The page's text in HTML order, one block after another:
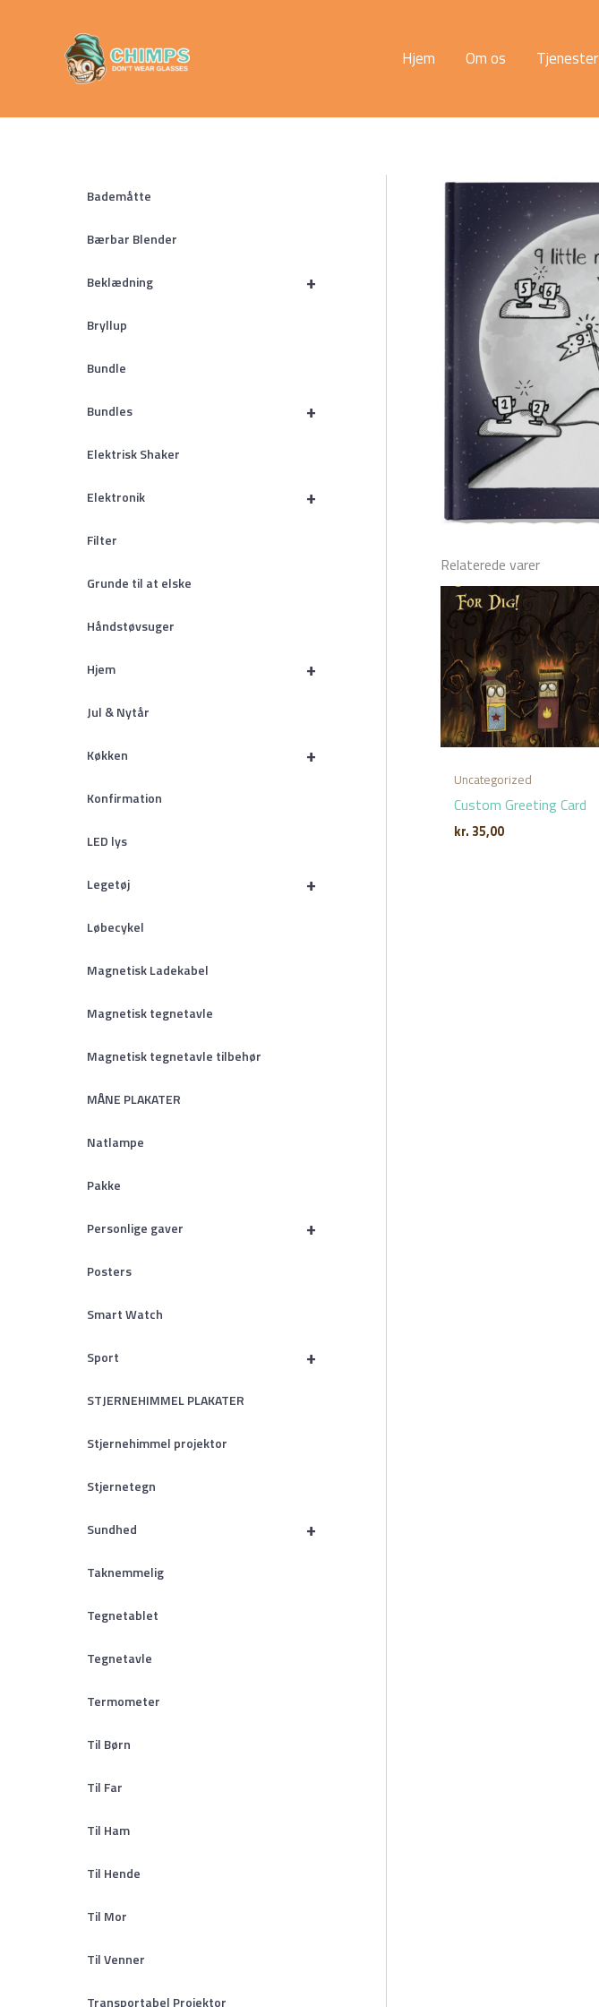
Hjem Om os Tjenester
Bademåtte
Bærbar Blender
+
Beklædning
Bryllup
Bundle
+
Bundles
Elektrisk Shaker
+
Elektronik
Filter
Grunde til at elske
Håndstøvsuger
+
Hjem
Jul & Nytår
+
Køkken
Konfirmation
LED lys
+
Legetøj
Løbecykel
Magnetisk Ladekabel
Magnetisk tegnetavle
Magnetisk tegnetavle tilbehør
MÅNE PLAKATER
Natlampe
Pakke
+
Personlige gaver
Posters
Smart Watch
+
Sport
STJERNEHIMMEL PLAKATER
Stjernehimmel projektor
Stjernetegn
+
Sundhed
Taknemmelig
Tegnetablet
Tegnetavle
Termometer
Til Børn
Til Far
Til Ham
Til Hende
Til Mor
Til Venner
Transportabel Projektor
Relaterede varer
Uncategorized
Custom Greeting Card
kr. 35,00